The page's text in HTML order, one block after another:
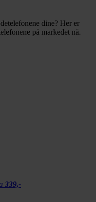
dine? Her er
på markedet nå.
339,-